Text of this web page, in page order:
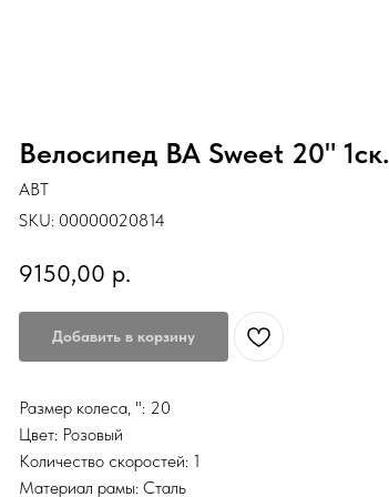
Велосипед BA Sweet 20" 1ск.
ABT
SKU: 00000020814
9150,00 р.
Добавить в корзину
Размер колеса, ": 20
Цвет: Розовый
Количество скоростей: 1
Материал рамы: Сталь